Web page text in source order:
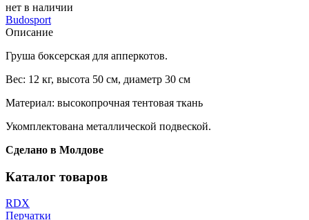
нет в наличии
Budosport
Описание
Груша боксерская для апперкотов.
Вес: 12 кг, высота 50 см, диаметр 30 см
Материал: высокопрочная тентовая ткань
Укомплектована металлической подвеской.
Сделано в Молдове
Каталог товаров
RDX
Перчатки